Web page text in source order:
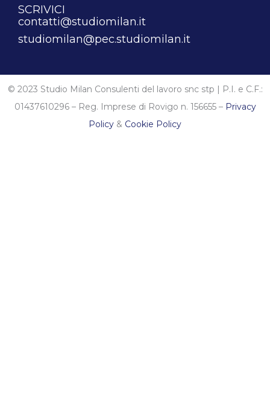
SCRIVICI
contatti@studiomilan.it
studiomilan@pec.studiomilan.it
© 2023 Studio Milan Consulenti del lavoro snc stp | P.I. e C.F.:
01437610296 – Reg. Imprese di Rovigo n. 156655 – Privacy
Policy & Cookie Policy